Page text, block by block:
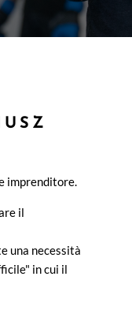
imprenditore.
il
una necessità
in cui il